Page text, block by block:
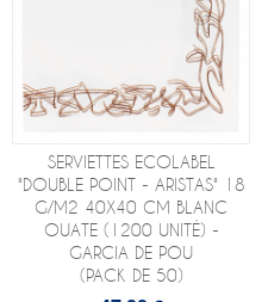
SERVIETTES ECOLABEL
"DOUBLE POINT - ARISTAS" 18
G/M2 40X40 CM BLANC
OUATE (1200 UNITÉ) -
GARCIA DE POU
(PACK DE 50)